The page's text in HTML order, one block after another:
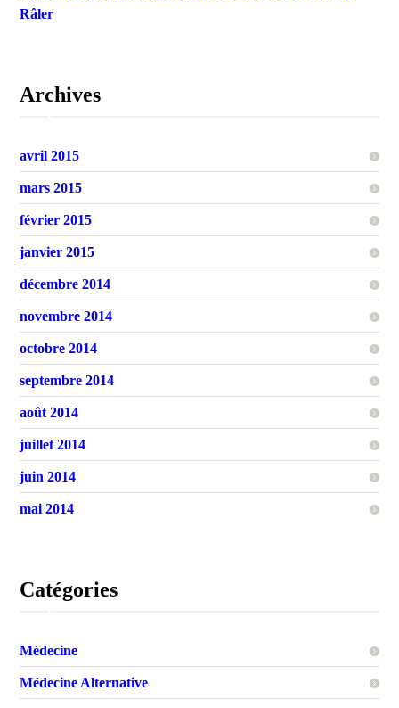
Râler
Archives
avril 2015
mars 2015
février 2015
janvier 2015
décembre 2014
novembre 2014
octobre 2014
septembre 2014
août 2014
juillet 2014
juin 2014
mai 2014
Catégories
Médecine
Médecine Alternative